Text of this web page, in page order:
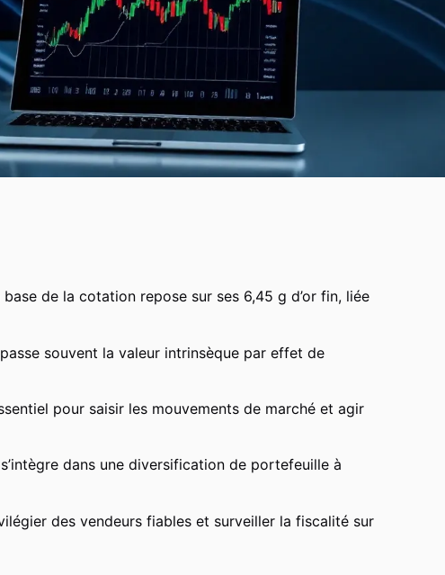
base de la cotation repose sur ses 6,45 g d’or fin, liée
souvent la valeur intrinsèque par effet de
pour saisir les mouvements de marché et agir
dans une diversification de portefeuille à
des vendeurs fiables et surveiller la fiscalité sur